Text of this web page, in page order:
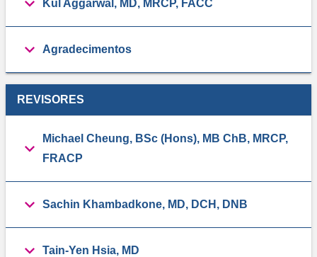
Kul Aggarwal, MD, MRCP, FACC
Agradecimentos
REVISORES
Michael Cheung, BSc (Hons), MB ChB, MRCP,
FRACP
Sachin Khambadkone, MD, DCH, DNB
Tain-Yen Hsia, MD